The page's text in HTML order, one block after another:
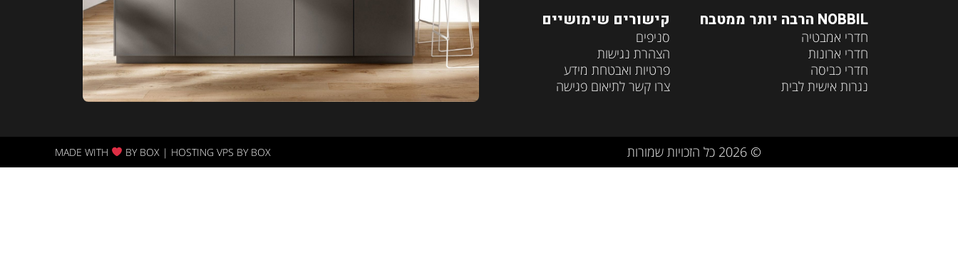
NOBBIL הרבה יותר ממטבח
חדרי אמבטיה
חדרי ארונות
חדרי כביסה
נגרות אישית לבית
קישורים שימושיים
סניפים
הצהרת נגישות
פרטיות ואבטחת מידע
צרו קשר לתיאום פגישה
© 2026 כל הזכויות שמורות MADE WITH BY BOX | HOSTING VPS BY BOX